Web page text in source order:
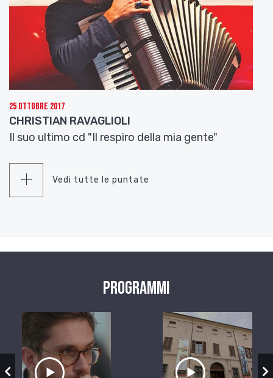
25 Ottobre 2017
CHRISTIAN RAVAGLIOLI
Il suo ultimo cd "Il respiro della mia gente"
Vedi tutte le puntate
Programmi
Ascolta il servizio Ascolta il